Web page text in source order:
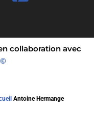
collaboration avec
Antoine Hermange